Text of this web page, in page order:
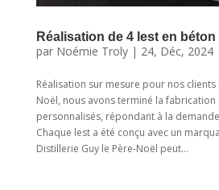
Réalisation de 4 lest en
par Noémie Troly| 24, Déc, 2024
Réalisation sur mesure pour nos
Noël, nous avons terminé la fabrication
personnalisés, répondant à la
Chaque lest a été conçu avec un
Distillerie Guy le Père-Noël peut...